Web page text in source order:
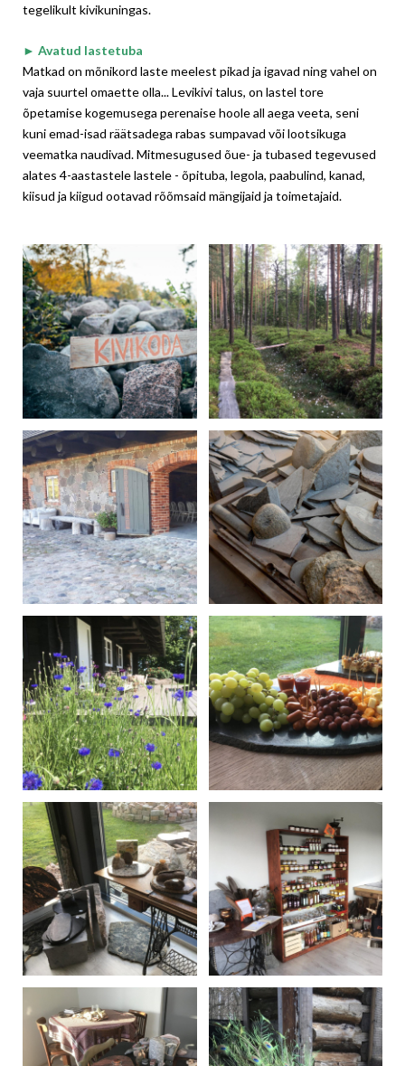
tegelikult kivikuningas.
► Avatud lastetuba
Matkad on mõnikord laste meelest pikad ja igavad ning vahel on
vaja suurtel omaette olla... Levikivi talus, on lastel tore
õpetamise kogemusega perenaise hoole all aega veeta, seni
kuni emad-isad räätsadega rabas sumpavad või lootsikuga
veematka naudivad. Mitmesugused õue- ja tubased tegevused
alates 4-aastastele lastele - õpituba, legola, paabulind, kanad,
kiisud ja kiigud ootavad rõõmsaid mängijaid ja toimetajaid.